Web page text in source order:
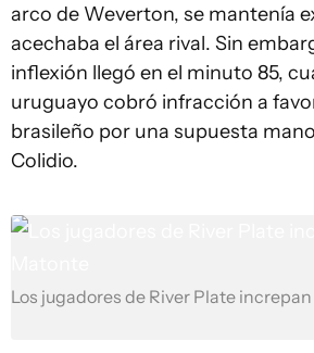
arco de Weverton, se mantenía
acechaba el área rival. Sin
inflexión llegó en el minuto 85,
uruguayo cobró infracción a
brasileño por una supuesta
Colidio.
Los jugadores de River Plate